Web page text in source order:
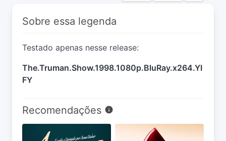
Sobre essa legenda
Testado apenas nesse release:
The.Truman.Show.1998.1080p.BluRay.x264.YI
FY
Recomendações